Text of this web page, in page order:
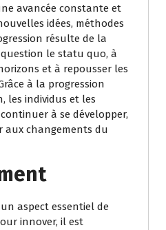
avancée constante et
idées, méthodes
résulte de la
le statu quo, à
et à repousser les
à la progression
les individus et les
à se développer,
aux changements du
aspect essentiel de
innover, il est